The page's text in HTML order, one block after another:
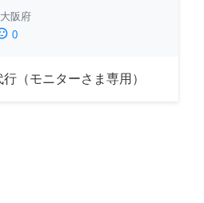
大阪府
0
（モニターさま専用）